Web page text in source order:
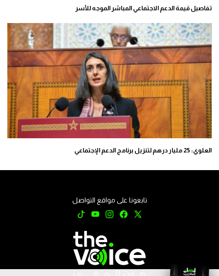
تفاصيل قيمة الدعم الاجتماعي المباشر الموجه للأسر
العلوي: 25 مليار درهم لتنزيل برنامج الدعم الإجتماعي
تابعونا على مواقع التواصل